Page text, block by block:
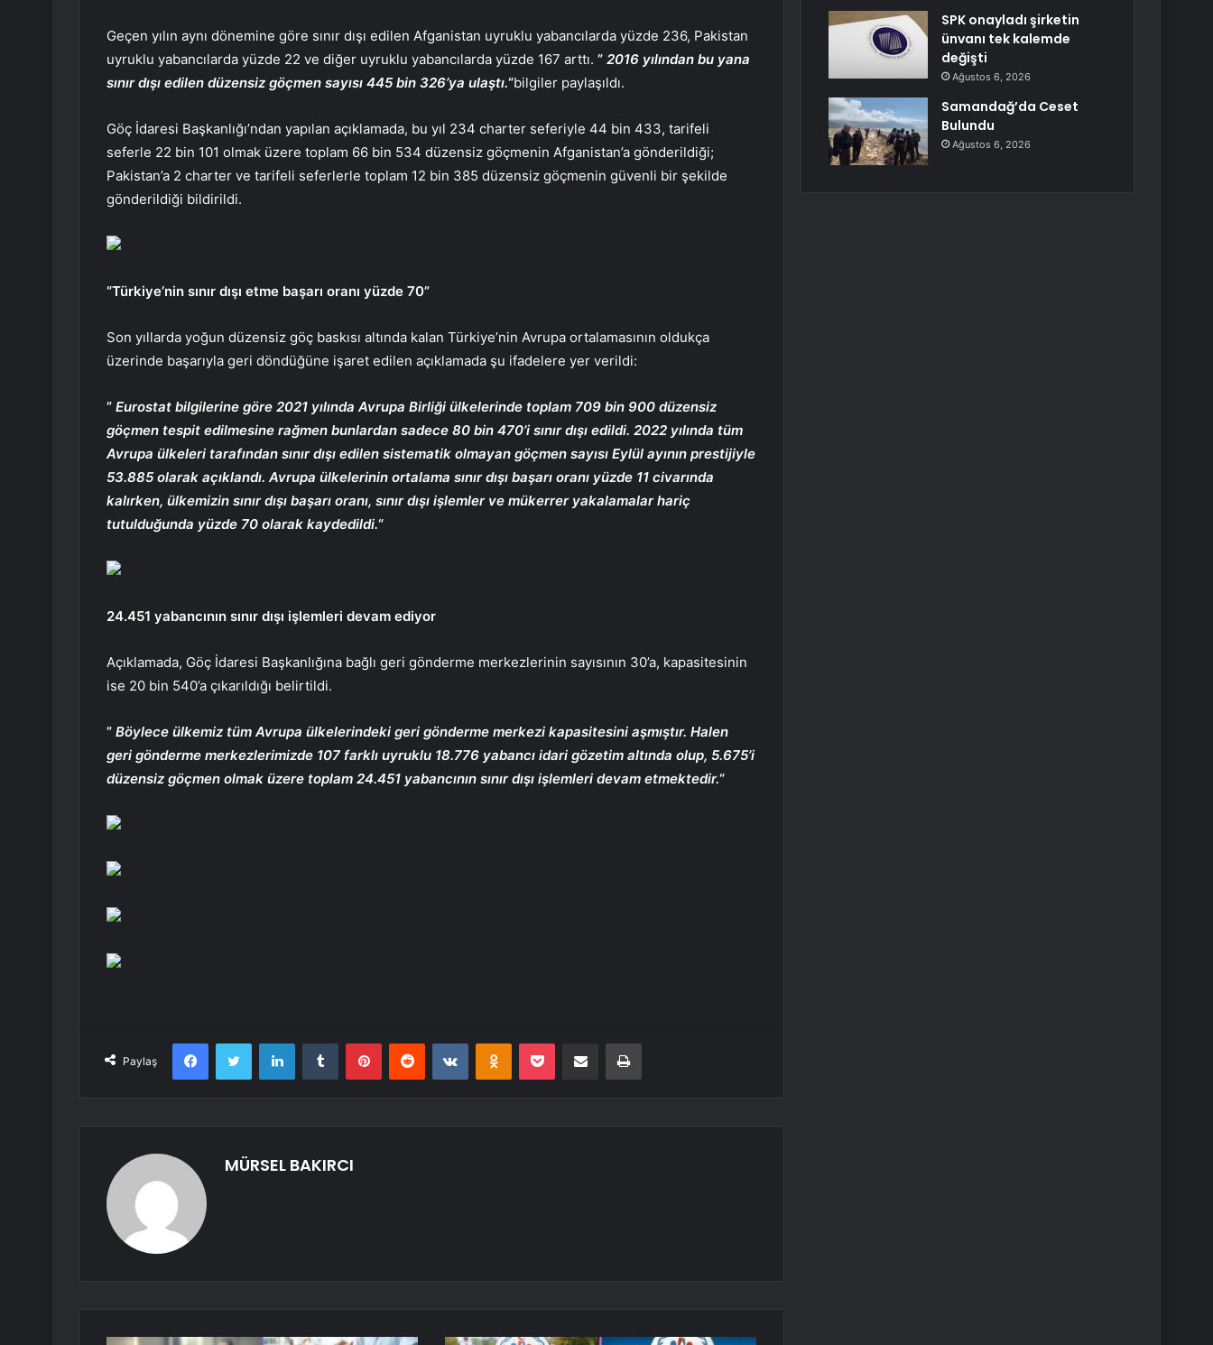
Geçen yılın aynı dönemine göre sınır dışı edilen Afganistan uyruklu yabancılarda yüzde 236, Pakistan
uyruklu yabancılarda yüzde 22 ve diğer uyruklu yabancılarda yüzde 167 arttı. ” 2016 yılından bu yana
sınır dışı edilen düzensiz göçmen sayısı 445 bin 326’ya ulaştı.“bilgiler paylaşıldı.
Göç İdaresi Başkanlığı’ndan yapılan açıklamada, bu yıl 234 charter seferiyle 44 bin 433, tarifeli
seferle 22 bin 101 olmak üzere toplam 66 bin 534 düzensiz göçmenin Afganistan’a gönderildiği;
Pakistan’a 2 charter ve tarifeli seferlerle toplam 12 bin 385 düzensiz göçmenin güvenli bir şekilde
gönderildiği bildirildi.
“Türkiye’nin sınır dışı etme başarı oranı yüzde 70”
Son yıllarda yoğun düzensiz göç baskısı altında kalan Türkiye’nin Avrupa ortalamasının oldukça
üzerinde başarıyla geri döndüğüne işaret edilen açıklamada şu ifadelere yer verildi:
” Eurostat bilgilerine göre 2021 yılında Avrupa Birliği ülkelerinde toplam 709 bin 900 düzensiz
göçmen tespit edilmesine rağmen bunlardan sadece 80 bin 470’i sınır dışı edildi. 2022 yılında tüm
Avrupa ülkeleri tarafından sınır dışı edilen sistematik olmayan göçmen sayısı Eylül ayının prestijiyle
53.885 olarak açıklandı. Avrupa ülkelerinin ortalama sınır dışı başarı oranı yüzde 11 civarında
kalırken, ülkemizin sınır dışı başarı oranı, sınır dışı işlemler ve mükerrer yakalamalar hariç
tutulduğunda yüzde 70 olarak kaydedildi.“
24.451 yabancının sınır dışı işlemleri devam ediyor
Açıklamada, Göç İdaresi Başkanlığına bağlı geri gönderme merkezlerinin sayısının 30’a, kapasitesinin
ise 20 bin 540’a çıkarıldığı belirtildi.
” Böylece ülkemiz tüm Avrupa ülkelerindeki geri gönderme merkezi kapasitesini aşmıştır. Halen
geri gönderme merkezlerimizde 107 farklı uyruklu 18.776 yabancı idari gözetim altında olup, 5.675’i
düzensiz göçmen olmak üzere toplam 24.451 yabancının sınır dışı işlemleri devam etmektedir.“
Paylaş
FacebookTwitter LinkedInTumblr PinterestReddit VKontakteOdnoklassniki
Pocket E-Posta ile paylaş Yazdır
MÜRSEL BAKIRCI
SPK onayladı şirketin
ünvanı tek kalemde
değişti
Ağustos 6, 2026
Samandağ’da Ceset
Bulundu
Ağustos 6, 2026